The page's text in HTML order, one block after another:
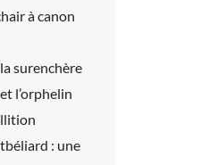
à canon
surenchère
l’orphelin
: une